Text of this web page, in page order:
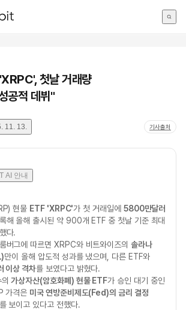
첫날 거래량
공적 데뷔"
11. 13. 기사출처
AI 안내
현물 ETF 'XRPC'가 첫 거래일에 5800만달러
해 올해 출시된 약 900개 ETF 중 첫날 기준 최대
다.
버그에 따르면 XRPC와 비트와이즈의솔라나
만이 올해 압도적 성과를 냈으며, 다른 ETF와
이상 격차를 보였다고 밝혔다.
의가상자산(암호화폐) 현물 ETF가 승인 대기 중인
가격은 미국 연방준비제도(Fed)의 금리 결정
보이고 있다고 전했다.